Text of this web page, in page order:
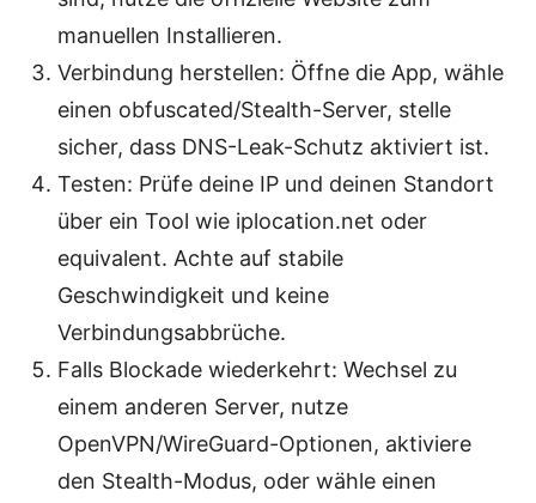
manuellen Installieren.
Verbindung herstellen: Öffne die App, wähle
einen obfuscated/Stealth-Server, stelle
sicher, dass DNS-Leak-Schutz aktiviert ist.
Testen: Prüfe deine IP und deinen Standort
über ein Tool wie iplocation.net oder
equivalent. Achte auf stabile
Geschwindigkeit und keine
Verbindungsabbrüche.
Falls Blockade wiederkehrt: Wechsel zu
einem anderen Server, nutze
OpenVPN/WireGuard-Optionen, aktiviere
den Stealth-Modus, oder wähle einen